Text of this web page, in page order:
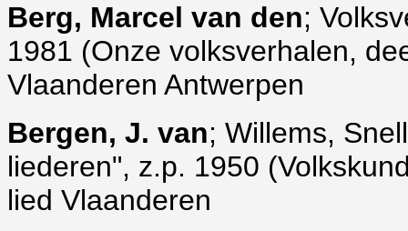
Berg, Marcel van den;
1981 (Onze volksverhalen,
Vlaanderen Antwerpen
Bergen, J. van; Willems,
liederen", z.p. 1950
lied Vlaanderen